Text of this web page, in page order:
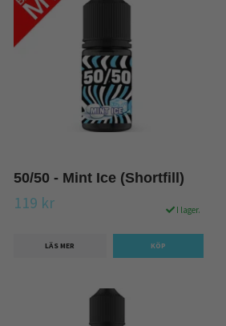
50/50 - Mint Ice (Shortfill)
119 kr I lager.
LÄS MER